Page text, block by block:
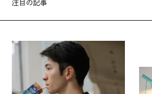
注目の記事